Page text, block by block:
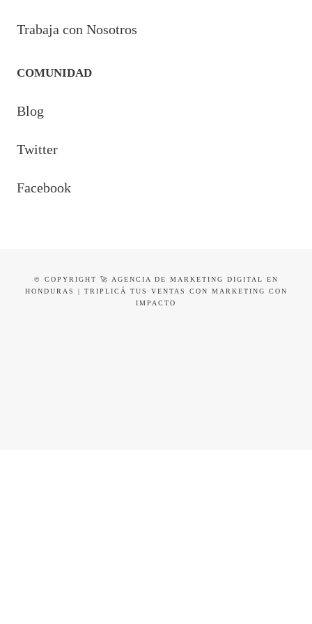
Trabaja con Nosotros
COMUNIDAD
Blog
Twitter
Facebook
© COPYRIGHT 🚀 AGENCIA DE MARKETING DIGITAL EN
HONDURAS | TRIPLICÁ TUS VENTAS CON MARKETING CON
IMPACTO